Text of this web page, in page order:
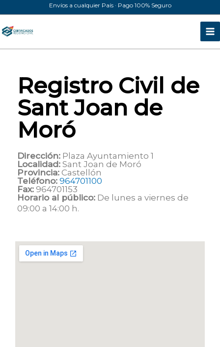
al
contenido
Envíos a cualquier País · Pago 100% Seguro
Registro Civil de
Sant Joan de
Moró
Dirección: Plaza Ayuntamiento 1
Localidad: Sant Joan de Moró
Provincia: Castellón
Teléfono: 964701100
Fax: 964701153
Horario al público: De lunes a viernes de
09:00 a 14:00 h.